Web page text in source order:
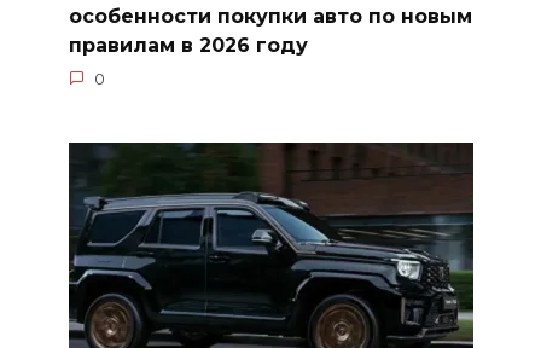
особенности покупки авто по новым
правилам в 2026 году
0